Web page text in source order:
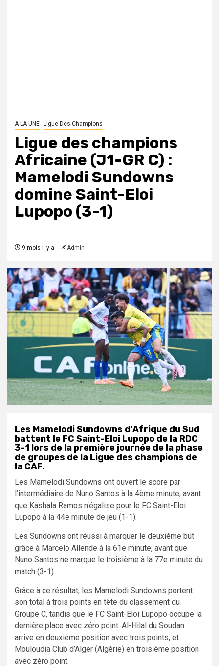
A LA UNE Ligue Des Champions
Ligue des champions
Africaine (J1-GR C) :
Mamelodi Sundowns
domine Saint-Eloi
Lupopo (3-1)
9 mois il y a Admin
Les Mamelodi Sundowns d’Afrique du Sud
battent le FC Saint-Eloi Lupopo de la RDC
3-1 lors de la première journée de la phase
de groupes de la Ligue des champions de
la CAF.
Les Mamelodi Sundowns ont ouvert le score par
l’intermédiaire de Nuno Santos à la 4ème minute, avant
que Kashala Ramos n’égalise pour le FC Saint-Eloi
Lupopo à la 44e minute de jeu (1-1).
Les Sundowns ont réussi à marquer le deuxième but
grâce à Marcelo Allende à la 61e minute, avant que
Nuno Santos ne marque le troisième à la 77e minute du
match (3-1).
Grâce à ce résultat, les Mamelodi Sundowns portent
son total à trois points en tête du classement du
Groupe C, tandis que le FC Saint-Eloi Lupopo occupe la
dernière place avec zéro point. Al-Hilal du Soudan
arrive en deuxième position avec trois points, et
Mouloudia Club d’Alger (Algérie) en troisième position
avec zéro point.